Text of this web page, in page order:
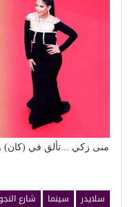
منى زكي .. تألق في (كان)
سلايدر سينما
شارع